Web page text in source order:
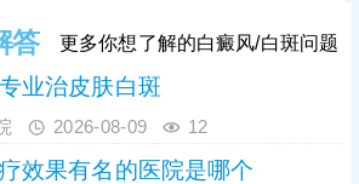
要明确病情，可及时做科学检查。
答 更多你想了解的白癜风/白斑问题
业治皮肤白斑
2026-08-09 12
效果有名的医院是哪个